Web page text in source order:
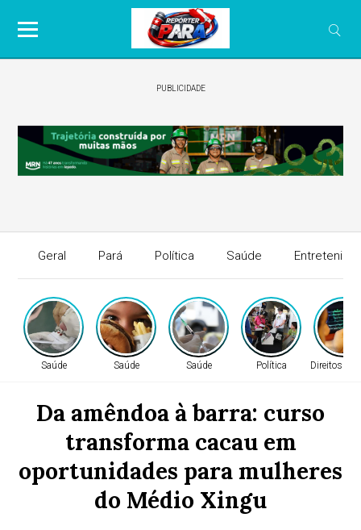
PUBLICIDADE
Geral Pará Política Saúde
Saúde Saúde Saúde Política Direitos
Da amêndoa à barra: curso
transforma cacau em
oportunidades para mulheres
do Médio Xingu